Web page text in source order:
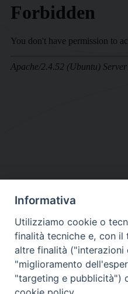
DIOCESI
Contatti:Tel.:
E-mail:
Orari: dal Lunedì al
Informativa
Utilizziamo cookie o
finalità tecniche e, con il
altre finalità ("interazioni
"miglioramento
"targeting e pubblicità")